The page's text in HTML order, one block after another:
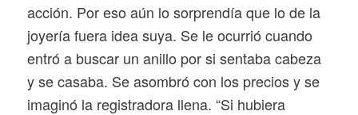
acción. Por eso aún lo sorprendía que lo de la
joyería fuera idea suya. Se le ocurrió cuando
entró a buscar un anillo por si sentaba cabeza
y se casaba. Se asombró con los precios y se
imaginó la registradora llena. “Si hubiera